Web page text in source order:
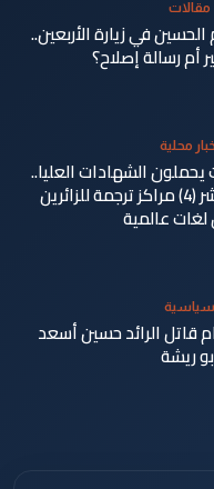
مقالات
في زيارة الأربعين..
أم رسالة إصلاح؟
محلية
يحملون الشهادات العليا..
العتبة الحسينية تنشر (4) مراكز ترجمة للزائرين
عالمية
سياسية
قاتل الرائد حسين أسعد
ريشة